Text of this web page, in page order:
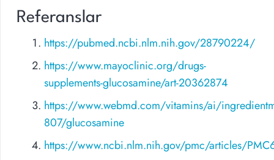
Referanslar
https://pubmed.ncbi.nlm.nih.gov/28790224/
https://www.mayoclinic.org/drugs-
supplements-glucosamine/art-20362874
https://www.webmd.com/vitamins/ai/
807/glucosamine
https://www.ncbi.nlm.nih.gov/pmc/articles/